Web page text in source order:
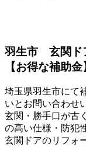
羽生市 玄関ド
【お得な補助金
埼玉県羽生市にて
いとお問い合わせ
玄関・勝手口が古
の高い仕様・防犯
玄関ドアのリフォ